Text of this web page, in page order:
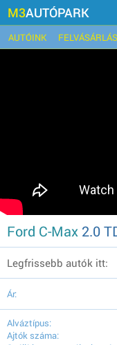
M3AUTÓPARK
AUTÓINK FELVÁSÁRLÁS
Ford C-Max 2.0
Legfrissebb autók itt:
Ár:
Alváztípus:
Ajtók száma: